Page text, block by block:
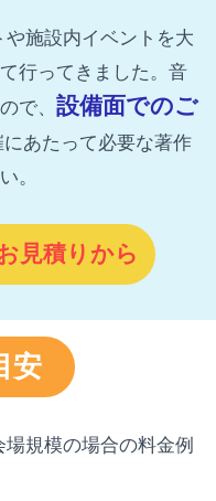
施設内イベントを大
行ってきました。音
で、 設備面でのご
あたって必要な著作
。
見積りから
安
規模の場合の料金例